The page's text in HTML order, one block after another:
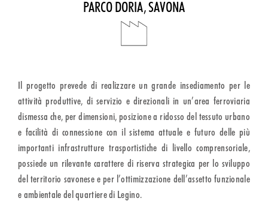
PARCO DORIA, SAVONA
Il progetto prevede di realizzare un grande insediamento per le
attività produttive, di servizio e direzionali in un’area ferroviaria
dismessa che, per dimensioni, posizione a ridosso del tessuto urbano
e facilità di connessione con il sistema attuale e futuro delle più
importanti infrastrutture trasportistiche di livello comprensoriale,
possiede un rilevante carattere di riserva strategica per lo sviluppo
del territorio savonese e per l’ottimizzazione dell’assetto funzionale
e ambientale del quartiere di Legino.